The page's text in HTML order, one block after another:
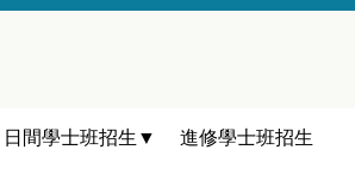
日間學士班招生▼ 進修學士班招生